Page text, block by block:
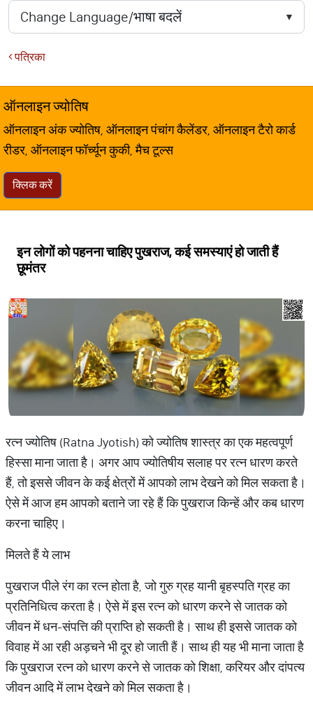
पत्रिका
ऑनलाइन ज्योतिष
ऑनलाइन अंक ज्योतिष, ऑनलाइन पंचांग कैलेंडर, ऑनलाइन टैरो कार्ड
रीडर, ऑनलाइन फॉर्च्यून कुकी, मैच टूल्स
क्लिक करें
इन लोगों को पहनना चाहिए पुखराज, कई समस्याएं हो जाती हैं
छूमंतर
रत्न ज्योतिष (Ratna Jyotish) को ज्योतिष शास्त्र का एक महत्वपूर्ण
हिस्सा माना जाता है। अगर आप ज्योतिषीय सलाह पर रत्न धारण करते
हैं, तो इससे जीवन के कई क्षेत्रों में आपको लाभ देखने को मिल सकता है।
ऐसे में आज हम आपको बताने जा रहे हैं कि पुखराज किन्हें और कब धारण
करना चाहिए।
मिलते हैं ये लाभ
पुखराज पीले रंग का रत्न होता है, जो गुरु ग्रह यानी बृहस्पति ग्रह का
प्रतिनिधित्व करता है। ऐसे में इस रत्न को धारण करने से जातक को
जीवन में धन-संपत्ति की प्राप्ति हो सकती है। साथ ही इससे जातक को
विवाह में आ रही अड़चने भी दूर हो जाती हैं। साथ ही यह भी माना जाता है
कि पुखराज रत्न को धारण करने से जातक को शिक्षा, करियर और दांपत्य
जीवन आदि में लाभ देखने को मिल सकता है।